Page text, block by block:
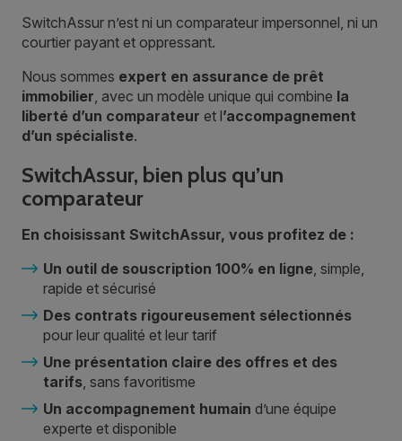
SwitchAssur n’est ni un comparateur impersonnel, ni un
courtier payant et oppressant.
Nous sommes expert en assurance de prêt
immobilier, avec un modèle unique qui combine la
liberté d’un comparateur et l’accompagnement
d’un spécialiste.
SwitchAssur, bien plus qu’un
comparateur
En choisissant SwitchAssur, vous profitez de :
Un outil de souscription 100% en ligne, simple,
rapide et sécurisé
Des contrats rigoureusement sélectionnés
pour leur qualité et leur tarif
Une présentation claire des offres et des
tarifs, sans favoritisme
Un accompagnement humain d’une équipe
experte et disponible